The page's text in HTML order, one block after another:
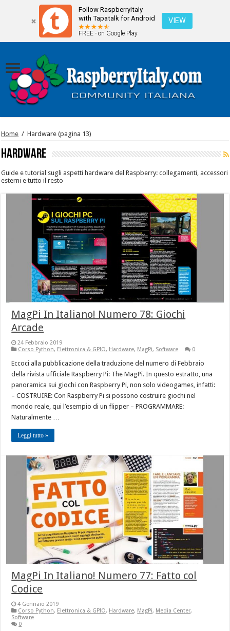
Follow RaspberryItaly
with Tapatalk for Android
FREE - on Google Play
VIEW
Home / Hardware (pagina 13)
Hardware
Guide e tutorial sugli aspetti hardware del Raspberry: collegamenti, accessori
esterni e tutto il resto
MagPi In Italiano! Numero 78: Giochi
Arcade
24 Febbraio 2019
Corso Python, Elettronica & GPIO, Hardware, MagPi, Software 0
Eccoci alla pubblicazione della traduzione del numero di Febbraio
della rivista ufficiale Raspberry Pi: The MagPi. In questo estratto, una
panoramica sui giochi con Raspberry Pi, non solo videogames, infatti:
– COSTRUIRE: Con Raspberry Pi si possono costruire giochi nel
mondo reale, qui l’esempio di un flipper – PROGRAMMARE:
Naturalmente …
Leggi tutto »
MagPi In Italiano! Numero 77: Fatto col
Codice
4 Gennaio 2019
Corso Python, Elettronica & GPIO, Hardware, MagPi, Media Center,
Software
0